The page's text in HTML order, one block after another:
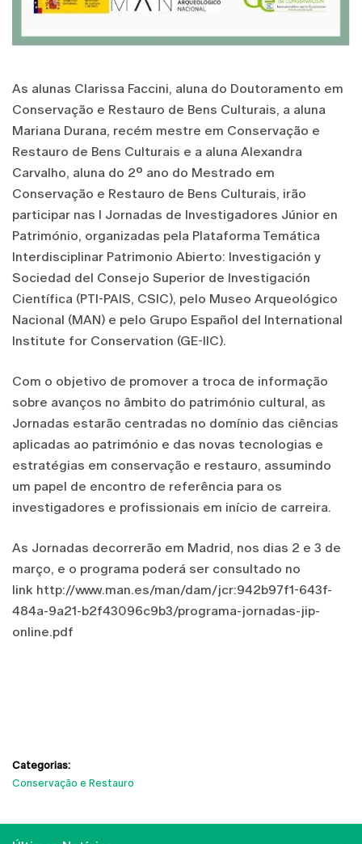
As alunas Clarissa Faccini, aluna do Doutoramento em
Conservação e Restauro de Bens Culturais, a aluna
Mariana Durana, recém mestre em Conservação e
Restauro de Bens Culturais e a aluna Alexandra
Carvalho, aluna do 2º ano do Mestrado em
Conservação e Restauro de Bens Culturais, irão
participar nas I Jornadas de Investigadores Júnior en
Património, organizadas pela Plataforma Temática
Interdisciplinar Patrimonio Abierto: Investigación y
Sociedad del Consejo Superior de Investigación
Científica (PTI-PAIS, CSIC), pelo Museo Arqueológico
Nacional (MAN) e pelo Grupo Español del International
Institute for Conservation (GE-IIC).
Com o objetivo de promover a troca de informação
sobre avanços no âmbito do património cultural, as
Jornadas estarão centradas no domínio das ciências
aplicadas ao património e das novas tecnologias e
estratégias em conservação e restauro, assumindo
um papel de encontro de referência para os
investigadores e profissionais em início de carreira.
As Jornadas decorrerão em Madrid, nos dias 2 e 3 de
março, e o programa poderá ser consultado no
link http://www.man.es/man/dam/jcr:942b97f1-643f-
484a-9a21-b2f43096c9b3/programa-jornadas-jip-
online.pdf
Categorias:
Conservação e Restauro